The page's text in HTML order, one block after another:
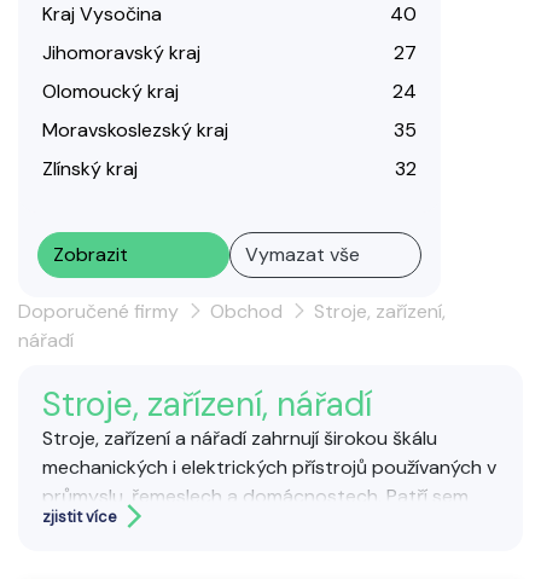
Kraj Vysočina
40
Jihomoravský kraj
27
Olomoucký kraj
24
Moravskoslezský kraj
35
Zlínský kraj
32
Zobrazit Vymazat vše
Doporučené firmy Obchod
Stroje, zařízení,
nářadí
Stroje, zařízení, nářadí
Stroje, zařízení a nářadí zahrnují širokou škálu
mechanických i elektrických přístrojů používaných v
průmyslu, řemeslech a domácnostech. Patří sem
obráběcí stroje, dílenské vybavení, ruční i elektrické
zjistit více